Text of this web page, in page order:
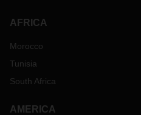
AFRICA
Morocco
Tunisia
South Africa
AMERICA